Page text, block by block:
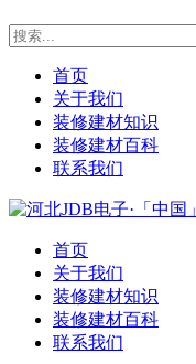
首页
关于我们
装修建材知识
装修建材百科
联系我们
首页
关于我们
装修建材知识
装修建材百科
联系我们